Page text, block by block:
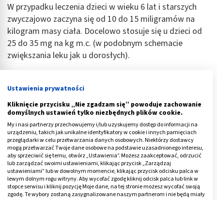
W przypadku leczenia dzieci w wieku 6 lat i starszych
zwyczajowo zaczyna się od 10 do 15 miligramów na
kilogram masy ciała. Docelowo stosuje się u dzieci od
25 do 35 mg na kg m.c. (w podobnym schemacie
zwiększania leku jak u dorosłych).
dorosłych, w podobnym schemacie postępowania jak w
przypadku padaczki.
Gabapentynę przeciwbólowo
stosuje się na przykład
w przypadku powikłań spowodowanych cukrzycą lub po
przebytym półpaścu, gdzie uszkodzeniu ulegają nerwy,
powodując bolesne powikłania.
Reklama
Ustawienia prywatności
Kliknięcie przycisku „Nie zgadzam się” powoduje zachowanie
domyślnych ustawień tylko niezbędnych plików cookie.
My i nasi partnerzy przechowujemy i/lub uzyskujemy dostęp do informacji na
urządzeniu, takich jak unikalne identyfikatory w cookie i innych pamięciach
przeglądarki w celu przetwarzania danych osobowych. Niektórzy dostawcy
mogą przetwarzać Twoje dane osobowe na podstawie uzasadnionego interesu,
aby sprzeciwić się temu, otwórz „Ustawienia”. Możesz zaakceptować, odrzucić
lub zarządzać swoimi ustawieniami, klikając przycisk „Zarządzaj
ustawieniami” lub w dowolnym momencie, klikając przycisk odcisku palca w
lewym dolnym rogu witryny. Aby wycofać zgodę kliknij odcisk palca lub link w
stopce serwisu i kliknij pozycję Moje dane, na tej stronie możesz wycofać swoją
zgodę. Te wybory zostaną zasygnalizowane naszym partnerom i nie będą miały